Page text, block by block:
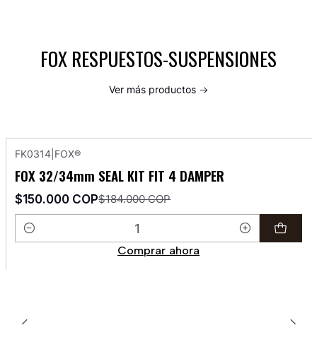
FOX RESPUESTOS-SUSPENSIONES
Ver más productos
FK0314 FOX®
FOX 32/34mm SEAL KIT FIT 4 DAMPER
$150.000 COP$184.000 COP
Cantidad
Comprar ahora